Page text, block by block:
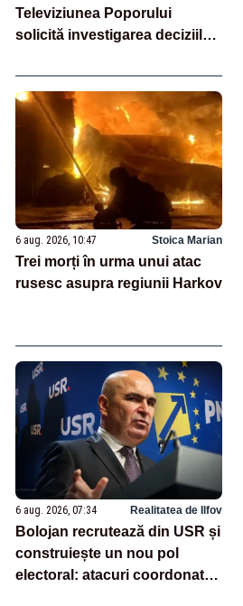
Televiziunea Poporului
solicită investigarea deciziilor
criză enegetică
6 aug. 2026, 10:47 Stoica Marian
Trei morți în urma unui atac
rusesc asupra regiunii Harkov
6 aug. 2026, 07:34 Realitatea de Ilfov
Bolojan recrutează din USR și
construiește un nou pol
electoral: atacuri coordonate